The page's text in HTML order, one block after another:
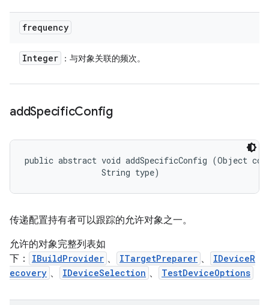
frequency
Integer ：与对象关联的频次。
addSpecificConfig
public abstract void addSpecificConfig (Object
                String type)
传递配置持有者可以跟踪的允许对象之一。
允许的对象完整列表如
下：
IBuildProvider 、 ITargetPreparer 、
IDeviceR
ecovery 、 IDeviceSelection 、 TestDeviceOptions